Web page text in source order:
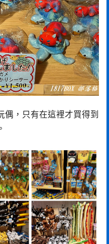
，只有在這裡才買得到